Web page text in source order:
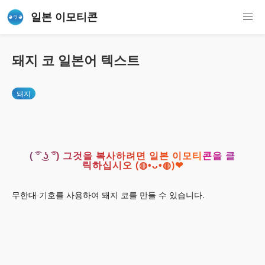
일본 이모티콘
돼지 코 일본어 텍스트
돼지
( ͡° ͜ʖ ͡°) 그것을 복사하려면 일본 이모티콘을 클
릭하십시오 (◍•ᴗ•◍)❤
무한대 기호를 사용하여 돼지 코를 만들 수 있습니다.